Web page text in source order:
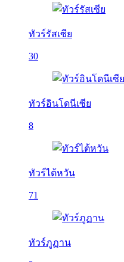
ทัวร์รัสเซีย
30
ทัวร์อินโดนีเซีย
8
ทัวร์ไต้หวัน
71
ทัวร์ภูฏาน